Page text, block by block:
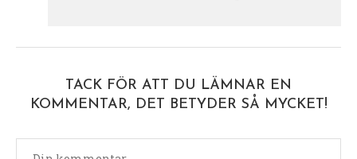
TACK FÖR ATT DU LÄMNAR EN
KOMMENTAR, DET BETYDER SÅ MYCKET!